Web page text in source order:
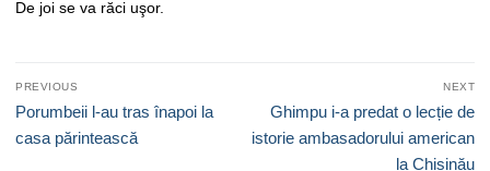
De joi se va răci uşor.
Navigare
în
articole
PREVIOUS
Previous
post:
Porumbeii l-au tras înapoi la
casa părintească
NEXT
Next
post:
Ghimpu i-a predat o lecție de
istorie ambasadorului american
la Chișinău